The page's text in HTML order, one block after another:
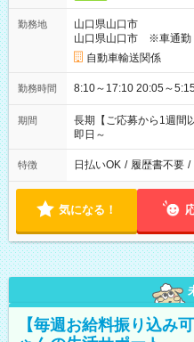
勤務地
山口県山口市
山口県山口市 ※車通勤
自動車輸送関係
勤務時間
期間
長期【ご応募から1週間
即日～
特徴 日払いOK / 履歴書不要 /
気になる！
【毎週お給料振り込み